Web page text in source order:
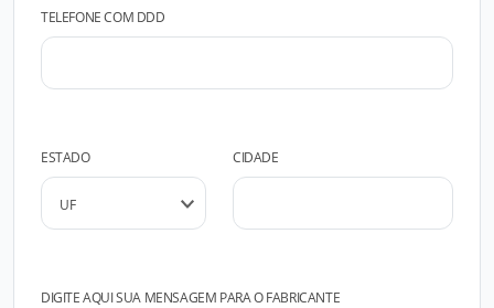
TELEFONE COM DDD
ESTADO CIDADE
DIGITE AQUI SUA MENSAGEM PARA O FABRICANTE